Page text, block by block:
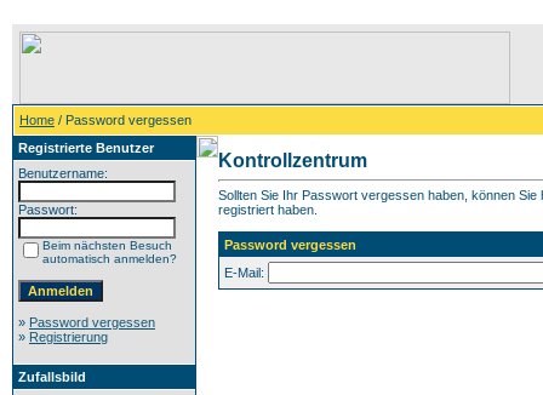
Home / Password vergessen
Registrierte Benutzer
Benutzername:
Passwort:
Beim nächsten Besuch
automatisch anmelden?
» Password vergessen
» Registrierung
Zufallsbild
Kontrollzentrum
Sollten Sie Ihr Passwort vergessen haben, können
registriert haben.
Password vergessen
E-Mail: